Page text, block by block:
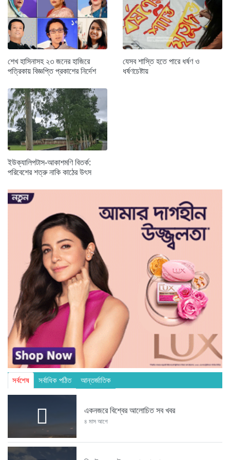
শেখ হাসিনাসহ ২৩ জনের হাজিরে
পত্রিকায় বিজ্ঞপ্তি প্রকাশের নির্দেশ
যেসব শাস্তি হতে পারে ধর্ষণ ও
ধর্ষণচেষ্টায়
ইউক্যালিপটাস-আকাশমণি বিতর্ক:
পরিবেশের শত্রু নাকি কাঠের উৎস
সর্বশেষ সর্বাধিক পঠিত আন্তর্জাতিক
একনজরে বিশ্বের আলোচিত সব খবর
৪ মাস আগে